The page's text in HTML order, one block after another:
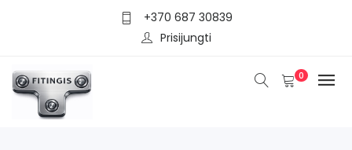
+370 687 30839
Prisijungti
0